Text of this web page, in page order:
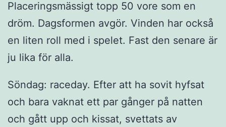
Placeringsmässigt topp 50 vore som en
dröm. Dagsformen avgör. Vinden har också
en liten roll med i spelet. Fast den senare är
ju lika för alla.
Söndag: raceday. Efter att ha sovit hyfsat
och bara vaknat ett par gånger på natten
och gått upp och kissat, svettats av